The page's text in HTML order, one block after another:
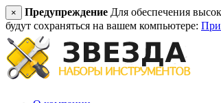
× Предупреждение Для обеспечения
будут сохраняться на вашем компьютере: